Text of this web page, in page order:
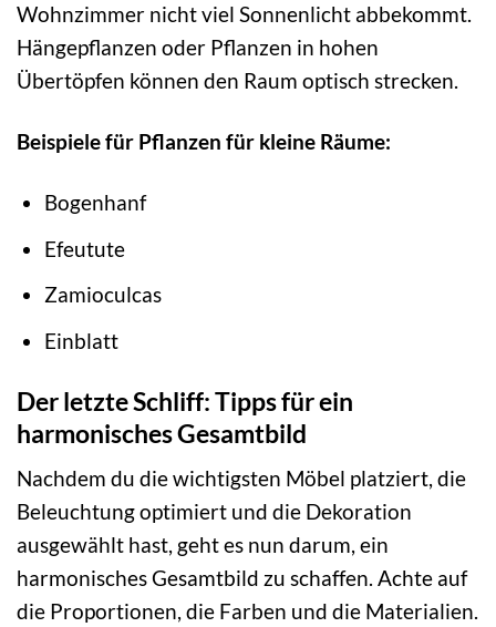
Wohnzimmer nicht viel Sonnenlicht abbekommt.
Hängepflanzen oder Pflanzen in hohen
Übertöpfen können den Raum optisch strecken.
Beispiele für Pflanzen für kleine Räume:
Bogenhanf
Efeutute
Zamioculcas
Einblatt
Der letzte Schliff: Tipps für ein
harmonisches Gesamtbild
Nachdem du die wichtigsten Möbel platziert, die
Beleuchtung optimiert und die Dekoration
ausgewählt hast, geht es nun darum, ein
harmonisches Gesamtbild zu schaffen. Achte auf
die Proportionen, die Farben und die Materialien.